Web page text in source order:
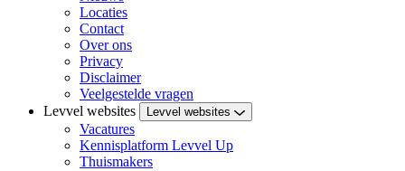
Locaties
Contact
Over ons
Privacy
Disclaimer
Veelgestelde vragen
Levvel websites
Levvel websites
Vacatures
Kennisplatform Levvel Up
Thuismakers